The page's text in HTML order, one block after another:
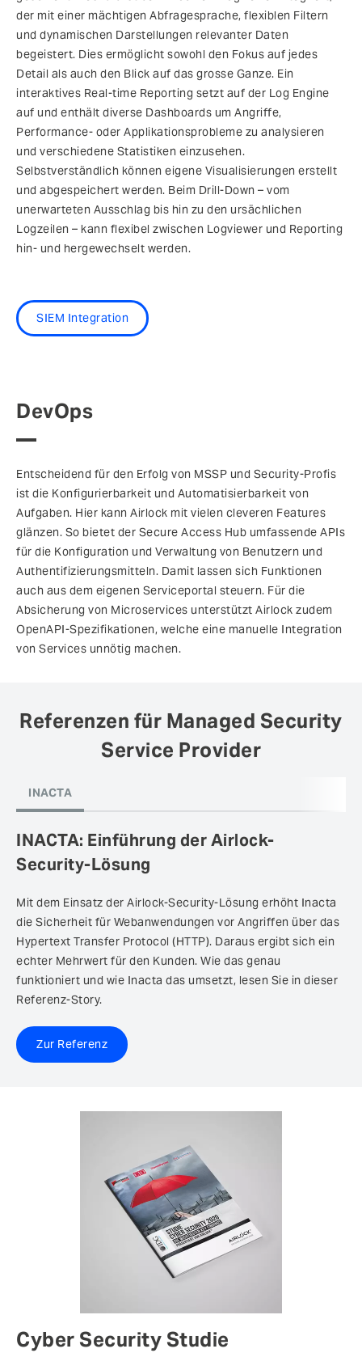
der mit einer mächtigen Abfragesprache, flexiblen Filtern
und dynamischen Darstellungen relevanter Daten
begeistert. Dies ermöglicht sowohl den Fokus auf jedes
Detail als auch den Blick auf das grosse Ganze. Ein
interaktives Real-time Reporting setzt auf der Log Engine
auf und enthält diverse Dashboards um Angriffe,
Performance- oder Applikationsprobleme zu analysieren
und verschiedene Statistiken einzusehen.
Selbstverständlich können eigene Visualisierungen erstellt
und abgespeichert werden. Beim Drill-Down – vom
unerwarteten Ausschlag bis hin zu den ursächlichen
Logzeilen – kann flexibel zwischen Logviewer und Reporting
hin- und hergewechselt werden.
SIEM Integration
DevOps
Entscheidend für den Erfolg von MSSP und Security-Profis
ist die Konfigurierbarkeit und Automatisierbarkeit von
Aufgaben. Hier kann Airlock mit vielen cleveren Features
glänzen. So bietet der Secure Access Hub umfassende APIs
für die Konfiguration und Verwaltung von Benutzern und
Authentifizierungsmitteln. Damit lassen sich Funktionen
auch aus dem eigenen Serviceportal steuern. Für die
Absicherung von Microservices unterstützt Airlock zudem
OpenAPI-Spezifikationen, welche eine manuelle Integration
von Services unnötig machen.
Referenzen für Managed Security
Service Provider
INACTA: Einführung der Airlock-
Security-Lösung
Mit dem Einsatz der Airlock-Security-Lösung erhöht Inacta
die Sicherheit für Webanwendungen vor Angriffen über das
Hypertext Transfer Protocol (HTTP). Daraus ergibt sich ein
echter Mehrwert für den Kunden. Wie das genau
funktioniert und wie Inacta das umsetzt, lesen Sie in dieser
Referenz-Story.
Zur Referenz
Cyber Security Studie